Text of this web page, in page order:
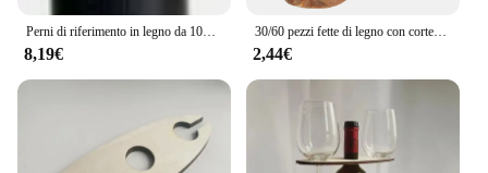
Perni di riferimento in legno da 100*20mm legname di legno che gira gli spazi vuoti penna che fa bastone rotondo dimensioni personalizzate lavorazione del legno pezzi fai da te
8,19€
30/60 pezzi fette di legno con corteccia d'albero pino naturale fette di legno non finite rotonde pittura artigianato fai da te per decorazioni natalizie di nozze
2,44€